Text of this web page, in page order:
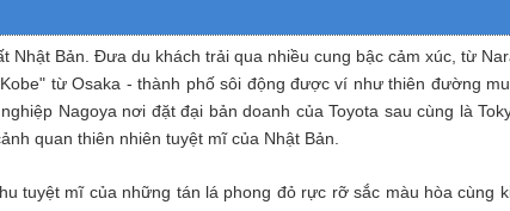
Nhật Bản. Đưa du khách trải qua nhiều cung bậc cảm xúc, từ
từ Osaka - thành phố sôi động được ví như thiên đường
Nagoya nơi đặt đại bản doanh của Toyota sau cùng là
quan thiên nhiên tuyệt mĩ của Nhật Bản.
tuyệt mĩ của những tán lá phong đỏ rực rỡ sắc màu hòa cùng